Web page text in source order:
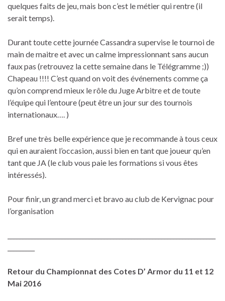
quelques faits de jeu, mais bon c’est le métier qui rentre (il
serait temps).
Durant toute cette journée Cassandra supervise le tournoi de
main de maitre et avec un calme impressionnant sans aucun
faux pas (retrouvez la cette semaine dans le Télégramme ;))
Chapeau !!!! C’est quand on voit des événements comme ça
qu’on comprend mieux le rôle du Juge Arbitre et de toute
l’équipe qui l’entoure (peut être un jour sur des tournois
internationaux…. )
Bref une très belle expérience que je recommande à tous ceux
qui en auraient l’occasion, aussi bien en tant que joueur qu’en
tant que JA (le club vous paie les formations si vous êtes
intéressés).
Pour finir, un grand merci et bravo au club de Kervignac pour
l’organisation
Retour du Championnat des Cotes D’ Armor du 11 et 12
Mai 2016